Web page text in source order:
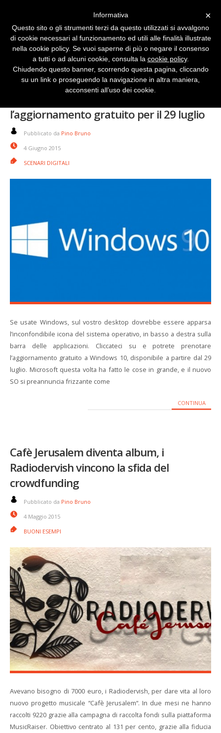
l’aggiornamento gratuito per il 29 luglio
Pubblicato da Pino Bruno
4 Giugno 2015
SCENARI DIGITALI
Se usate Windows, sul vostro desktop dovrebbe essere apparsa
l’inconfondibile icona del sistema operativo, in basso a destra sulla
barra delle applicazioni. Cliccateci su e potrete prenotare
l’aggiornamento gratuito a Windows 10, disponibile a partire dal 29
luglio. Microsoft questa volta ha fatto le cose in grande, e il nuovo
SO si preannuncia frizzante come
CONTINUA
Cafè Jerusalem diventa album, i
Radiodervish vincono la sfida del
crowdfunding
Pubblicato da Pino Bruno
4 Maggio 2015
BUONI ESEMPI
Avevano bisogno di 7000 euro, i Radiodervish, per dare vita al loro
nuovo progetto musicale “Cafè Jerusalem“. In due mesi ne hanno
raccolti 9220 grazie alla campagna di raccolta fondi sulla piattaforma
MusicRaiser. Obiettivo centrato al 131 per cento, grazie alla fiducia
×
Informativa
Questo sito o gli strumenti terzi da questo utilizzati si avvalgono
di cookie necessari al funzionamento ed utili alle finalità illustrate
nella cookie policy. Se vuoi saperne di più o negare il consenso
a tutti o ad alcuni cookie, consulta la cookie policy.
Chiudendo questo banner, scorrendo questa pagina, cliccando
su un link o proseguendo la navigazione in altra maniera,
acconsenti all’uso dei cookie.